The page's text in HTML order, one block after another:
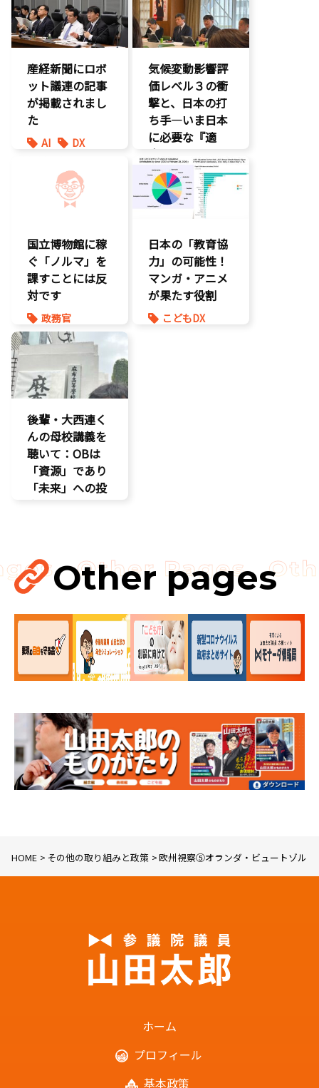
防災
産経新聞にロボ
ット議連の記事
が掲載されまし
た
AI
DX
製造業
気候変動影響評
価レベル３の衝
撃と、日本の打
ち手―いま日本
に必要な『適
応』とは
環境部会
国立博物館に稼
ぐ「ノルマ」を
課すことには反
対です
政務官
知的財産
日本の「教育協
力」の可能性！
マンガ・アニメ
が果たす役割
こどもDX
後輩・大西連く
んの母校講義を
聴いて：OBは
「資源」であり
「未来」への投
資だ
講演会Other pages
HOME その他の取り組みと政策 欧州視察⑤オランダ・ビュートゾル
ホーム
プロフィール
基本政策